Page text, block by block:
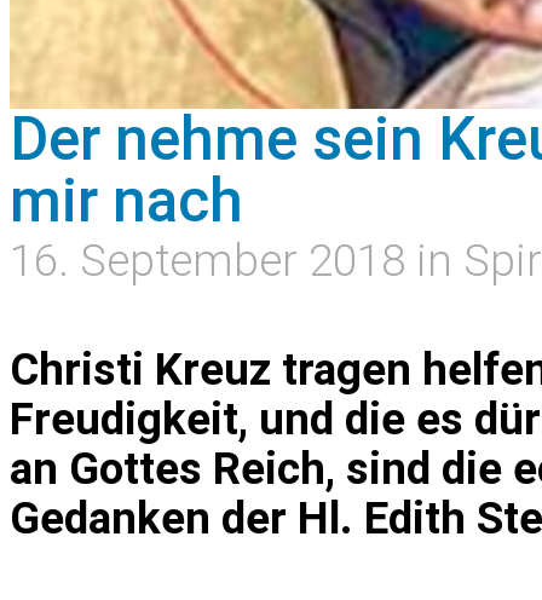
Der nehme sein
mir nach
16. September 2018 in
Christi Kreuz tragen
Freudigkeit, und die es
an Gottes Reich, sind die
Gedanken der Hl. Edith